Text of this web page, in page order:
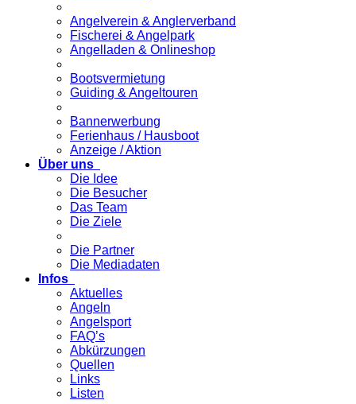
Angelverein & Anglerverband
Fischerei & Angelpark
Angelladen & Onlineshop
Bootsvermietung
Guiding & Angeltouren
Bannerwerbung
Ferienhaus / Hausboot
Anzeige / Aktion
Über uns
Die Idee
Die Besucher
Das Team
Die Ziele
Die Partner
Die Mediadaten
Infos
Aktuelles
Angeln
Angelsport
FAQ’s
Abkürzungen
Quellen
Links
Listen